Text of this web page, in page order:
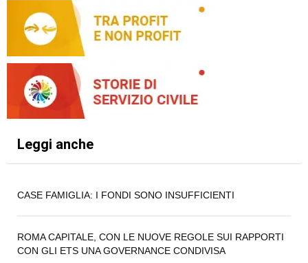
Leggi anche
CASE FAMIGLIA: I FONDI SONO INSUFFICIENTI
ROMA CAPITALE, CON LE NUOVE REGOLE SUI RAPPORTI
CON GLI ETS UNA GOVERNANCE CONDIVISA